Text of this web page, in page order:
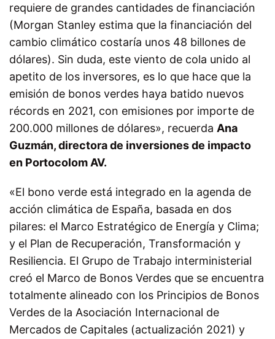
requiere de grandes cantidades de financiación
(Morgan Stanley estima que la financiación del
cambio climático costaría unos 48 billones de
dólares). Sin duda, este viento de cola unido al
apetito de los inversores, es lo que hace que la
emisión de bonos verdes haya batido nuevos
récords en 2021, con emisiones por importe de
200.000 millones de dólares», recuerda Ana
Guzmán, directora de inversiones de impacto
en Portocolom AV.
«El bono verde está integrado en la agenda de
acción climática de España, basada en dos
pilares: el Marco Estratégico de Energía y Clima;
y el Plan de Recuperación, Transformación y
Resiliencia. El Grupo de Trabajo interministerial
creó el Marco de Bonos Verdes que se encuentra
totalmente alineado con los Principios de Bonos
Verdes de la Asociación Internacional de
Mercados de Capitales (actualización 2021) y